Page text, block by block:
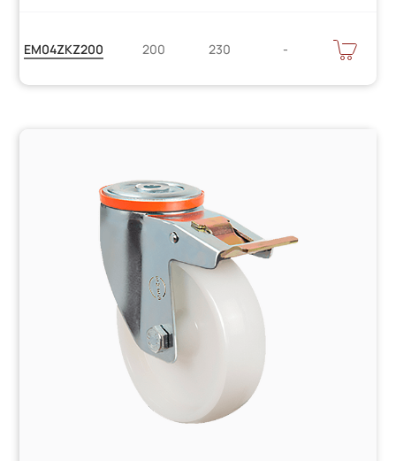
EM04ZKZ200 200 230
В
КОРЗИНУ